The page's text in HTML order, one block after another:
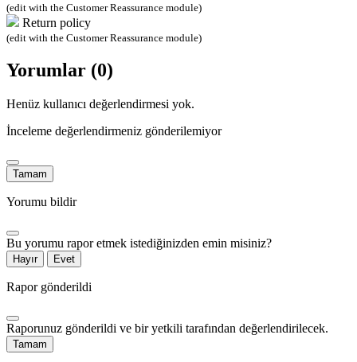
(edit with the Customer Reassurance module)
Return policy
(edit with the Customer Reassurance module)
Yorumlar (0)
Henüz kullanıcı değerlendirmesi yok.
İnceleme değerlendirmeniz gönderilemiyor
Tamam
Yorumu bildir
Bu yorumu rapor etmek istediğinizden emin misiniz?
Hayır Evet
Rapor gönderildi
Raporunuz gönderildi ve bir yetkili tarafından değerlendirilecek.
Tamam